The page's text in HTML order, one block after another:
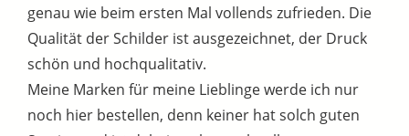
genau wie beim ersten Mal vollends zufrieden. Die
Qualität der Schilder ist ausgezeichnet, der Druck
schön und hochqualitativ.
Meine Marken für meine Lieblinge werde ich nur
noch hier bestellen, denn keiner hat solch guten